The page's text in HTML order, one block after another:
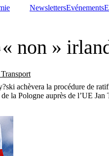
NewslettersEvénements
non »
achèvera la procédure de
de la Pologne auprès de l’UE